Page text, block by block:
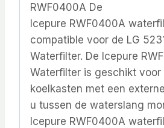
RWF0400A De
Icepure RWF0400A
compatible voor de LG
Waterfilter. De Icepure
Waterfilter is geschikt voor
koelkasten met een
u tussen de waterslang
Icepure RWF0400A